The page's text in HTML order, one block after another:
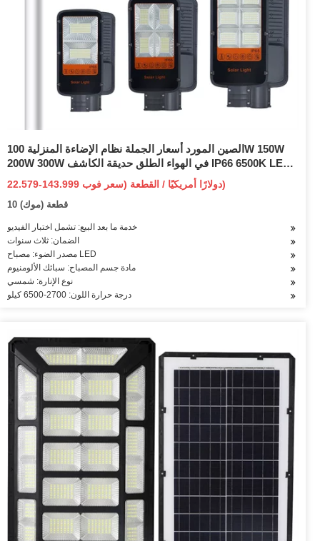
الصين المورد أسعار الجملة نظام الإضاءة المنزلية 100W 150W
200W 300W في الهواء الطلق حديقة الكاشف IP66 6500K LED
مصباح الشارع للطاقة الشمسية
22.579-143.999 دولارًا أمريكيًا / القطعة (سعر فوب)
10 قطعة (موك)
خدمة ما بعد البيع: تشمل اختبار الفيديو
الضمان: ثلاث سنوات
مصدر الضوء: مصباح LED
مادة جسم المصباح: سبائك الألومنيوم
نوع الإنارة: شمسي
درجة حرارة اللون: 2700-6500 كيلو